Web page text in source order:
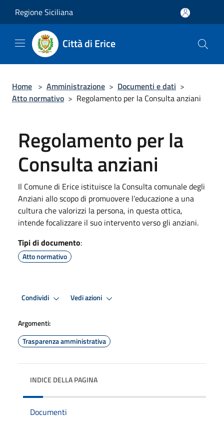
Regione Siciliana
Città di Erice
Home > Amministrazione > Documenti e dati >
Atto normativo > Regolamento per la Consulta anziani
Regolamento per la
Consulta anziani
Il Comune di Erice istituisce la Consulta comunale degli
Anziani allo scopo di promuovere l’educazione a una
cultura che valorizzi la persona, in questa ottica,
intende focalizzare il suo intervento verso gli anziani.
Tipi di documento:
Atto normativo
Condividi Vedi azioni
Argomenti:
Trasparenza amministrativa
INDICE DELLA PAGINA
Documenti